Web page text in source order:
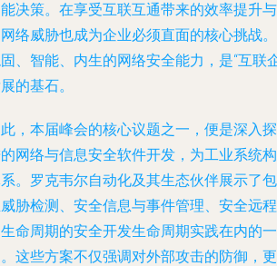
决策。在享受互联互通带来的效率提升
络威胁也成为企业必须直面的核心挑战
、智能、内生的网络安全能力，是“互联
的基石。
，本届峰会的核心议题之一，便是深入
网络与信息安全软件开发，为工业系统
。罗克韦尔自动化及其生态伙伴展示了
胁检测、安全信息与事件管理、安全远
命周期的安全开发生命周期实践在内的
这些方案不仅强调对外部攻击的防御，